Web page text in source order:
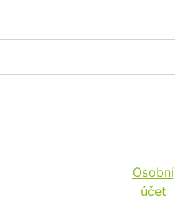
Osobní
účet